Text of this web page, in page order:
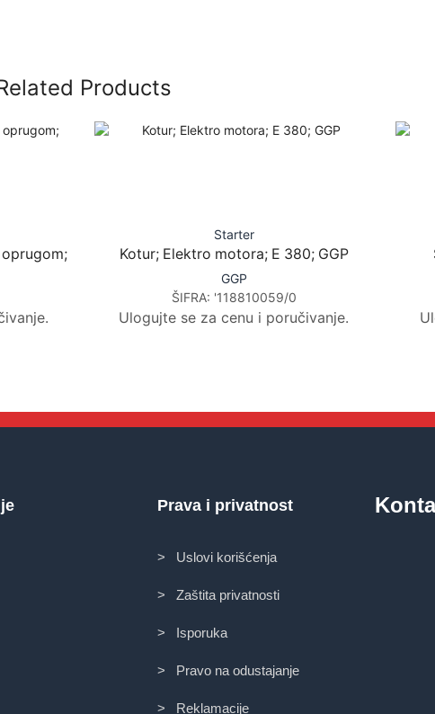
Products
oprugom;
Starter
Kotur; Elektro motora; E 380; GGP
GGP
ŠIFRA: '118810059/0
Ulogujte se za cenu i poručivanje.
Prava i privatnost
> Uslovi korišćenja
> Zaštita privatnosti
> Isporuka
> Pravo na odustajanje
> Reklamacije